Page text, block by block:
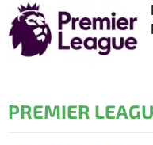
PREMIER